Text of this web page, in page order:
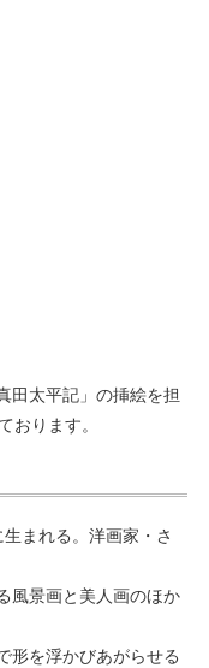
田太平記」の挿絵を担
おります。
まれる。洋画家・さ
風景画と美人画のほか
形を浮かびあがらせる